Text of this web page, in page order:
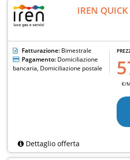
IREN QUICK
Fatturazione: Bimestrale
Pagamento: Domiciliazione
bancaria, Domiciliazione postale
€/
Dettaglio offerta